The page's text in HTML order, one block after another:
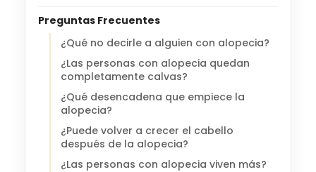
Preguntas Frecuentes
¿Qué no decirle a alguien con alopecia?
¿Las personas con alopecia quedan
completamente calvas?
¿Qué desencadena que empiece la
alopecia?
¿Puede volver a crecer el cabello
después de la alopecia?
¿Las personas con alopecia viven más?